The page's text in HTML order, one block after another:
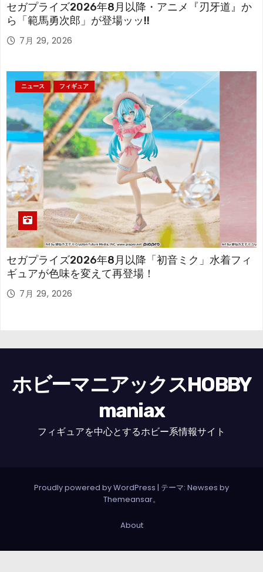
セガプライズ2026年8月以降・アニメ『刃牙道』か
ら「範馬勇次郎」が登場ッッ!!
7月 29, 2026
ニュース フィギュア
セガプライズ2026年8月以降「初音ミク」水着フィ
ギュアが色味を変えて再登場！
7月 29, 2026
ホビーマニアックスHOBBY
maniax
フィギュアを中心とするホビー系情報サイト
Proudly powered by WordPress | テーマ: Newses by
Themeansar。
About